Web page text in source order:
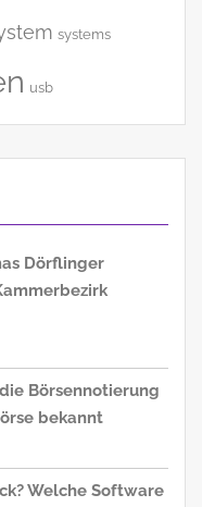
systems
usb
Dörflinger
Börsennotierung
bekannt
Welche Software